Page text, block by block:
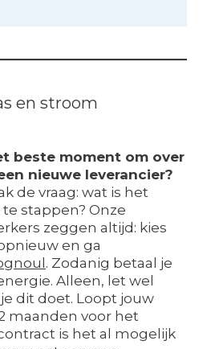
en stroom
beste moment om over
nieuwe leverancier?
de vraag: wat is het
stappen? Onze
zeggen altijd: kies
en ga
. Zodanig betaal je
Alleen, let wel
dit doet. Loopt jouw
maanden voor het
is het al mogelijk